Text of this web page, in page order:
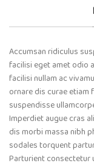
Accumsan ridiculus
facilisi eget amet odio
facilisi nullam ac
ornare dis curae
suspendisse
Imperdiet augue cras
dis morbi massa nibh
sodales torquent
Parturient